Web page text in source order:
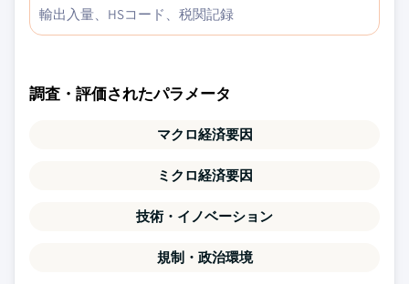
輸出入量、HSコード、税関記録
調査・評価されたパラメータ
マクロ経済要因
ミクロ経済要因
技術・イノベーション
規制・政治環境